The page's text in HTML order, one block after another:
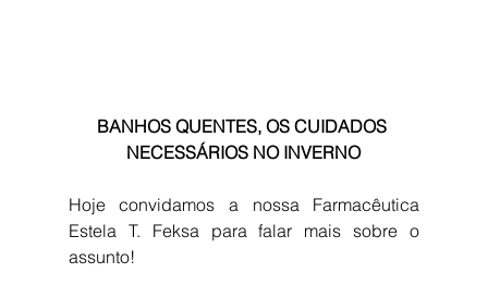
BANHOS QUENTES, OS CUIDADOS
NECESSÁRIOS NO INVERNO
Hoje convidamos a nossa Farmacêutica
Estela T. Feksa para falar mais sobre o
assunto!